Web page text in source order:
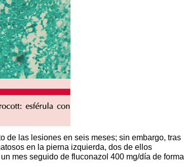
de las lesiones en seis meses; sin embargo, tras
en la pierna izquierda, dos de ellos
mes seguido de fluconazol 400 mg/día de forma